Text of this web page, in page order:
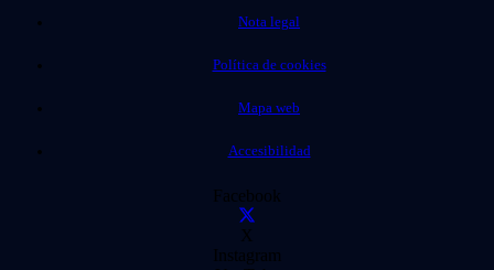
Nota legal
Política de cookies
Mapa web
Accesibilidad
Facebook
X
Instagram